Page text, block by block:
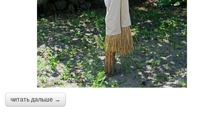
читать дальше →